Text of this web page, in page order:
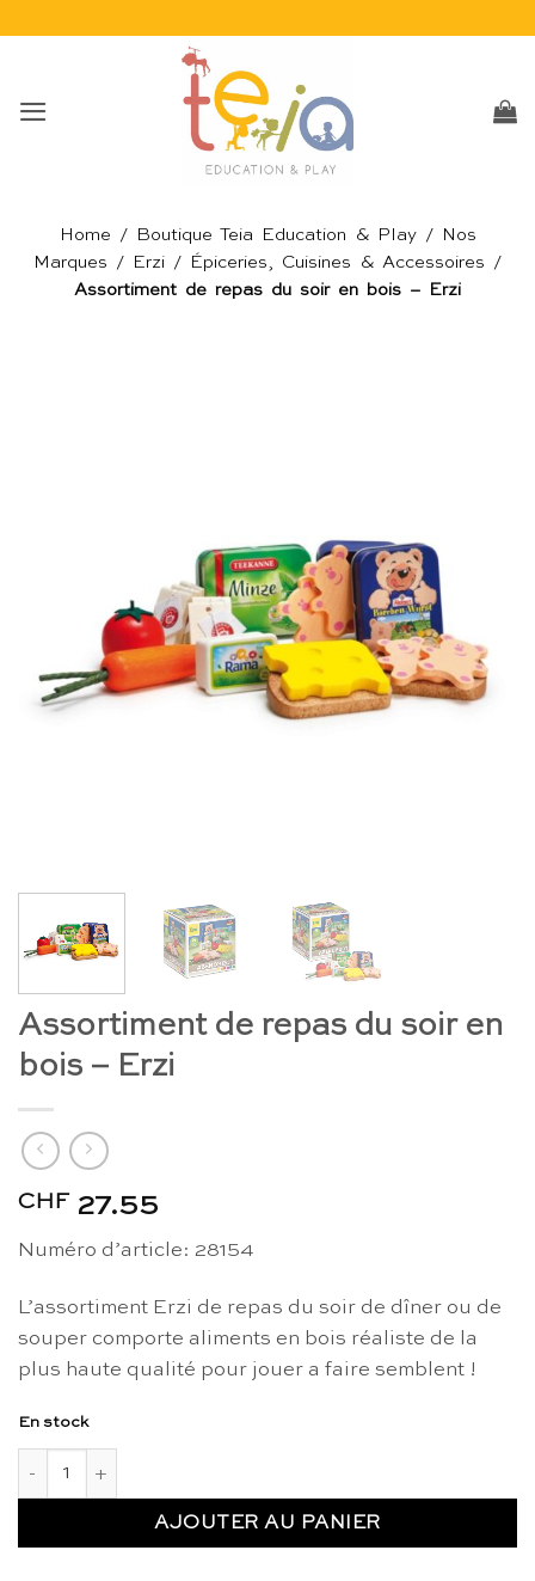
Home / Boutique Teia Education & Play/
Nos
Marques / Erzi / Épiceries, Cuisines & Accessoires /
Assortiment de repas du soir en bois – Erzi
Assortiment de repas du soir en
bois – Erzi
CHF 27.55
Numéro d’article: 28154
L’assortiment Erzi de repas du soir de dîner ou de
souper comporte aliments en bois réaliste de la
plus haute qualité pour jouer a faire semblent !
En stock
AJOUTER AU PANIER